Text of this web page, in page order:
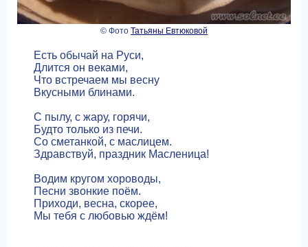
© Фото Татьяны Евтюковой
Есть обычай на Руси,
Длится он веками,
Что встречаем мы весну
Вкусными блинами.
С пылу, с жару, горячи,
Будто только из печи.
Со сметанкой, с маслицем.
Здравствуй, праздник Масленица!
Водим кругом хороводы,
Песни звонкие поём.
Приходи, весна, скорее,
Мы тебя с любовью ждём!